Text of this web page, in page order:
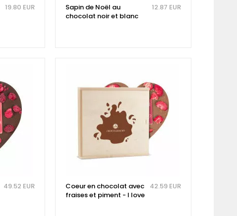
19.80 EUR
Sapin de Noël au
chocolat noir et blanc
12.87 EUR
49.52 EUR
Coeur en chocolat avec
fraises et piment - I love
42.59 EUR